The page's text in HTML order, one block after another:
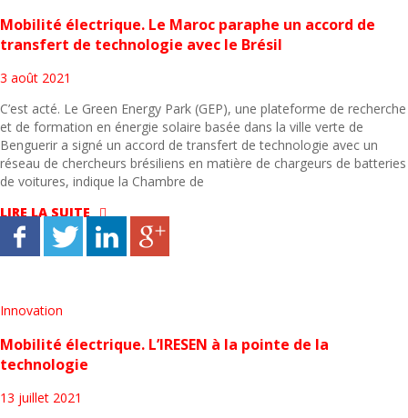
Mobilité électrique. Le Maroc paraphe un accord de
transfert de technologie avec le Brésil
3 août 2021
C’est acté. Le Green Energy Park (GEP), une plateforme de recherche
et de formation en énergie solaire basée dans la ville verte de
Benguerir a signé un accord de transfert de technologie avec un
réseau de chercheurs brésiliens en matière de chargeurs de batteries
de voitures, indique la Chambre de
LIRE LA SUITE
Innovation
Mobilité électrique. L’IRESEN à la pointe de la
technologie
13 juillet 2021